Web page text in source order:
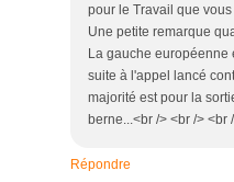
pour le Travail que
Une petite remarque
La gauche européenne
suite à l'appel lancé
majorité est pour la
berne...<br /> <br /> <br
Répondre